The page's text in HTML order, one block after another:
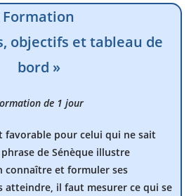
Formation
objectifs et tableau de
bord »
de 1 jour
favorable pour celui qui ne sait
de Sénèque illustre
connaître et formuler ses
atteindre, il faut mesurer ce qui se